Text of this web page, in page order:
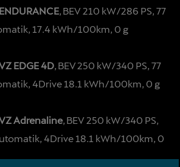
, BEV 210 kW/286 PS, 77
17.4 kWh/100km, 0 g
EDGE 4D , BEV 250 kW/340 PS, 77
4Drive 18.1 kWh/100km, 0 g
Adrenaline, BEV 250 kW/340 PS,
4Drive 18.1 kWh/100km, 0